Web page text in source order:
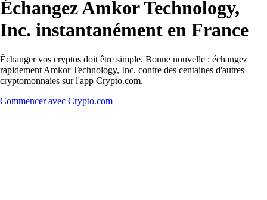
Échangez Amkor Technology,
Inc. instantanément en France
Échanger vos cryptos doit être simple. Bonne nouvelle : échangez
rapidement Amkor Technology, Inc. contre des centaines d'autres
cryptomonnaies sur l'app Crypto.com.
Commencer avec Crypto.com